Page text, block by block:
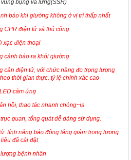
bụng và lưng(SSR)
báo khi giường không ở vị trí thấp nhất
CPR điện tử và thủ công
xạc điện thoại
cảnh báo ra khỏi giường
cân điện tử, với chức năng đo trọng lượng
thời gian thực. tỷ lệ chính xác cao
cảm ứng
hồi, thao tác nhanh chóng~is
quan, tổng quát dễ dàng sử dụng.
tính năng báo động tăng giảm trọng lượng
đã cài đặt
bệnh nhân